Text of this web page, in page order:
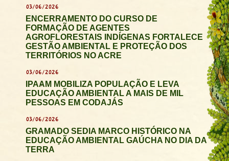
03/06/2026
ENCERRAMENTO DO CURSO DE
FORMAÇÃO DE AGENTES
AGROFLORESTAIS INDÍGENAS FORTALECE
GESTÃO AMBIENTAL E PROTEÇÃO DOS
TERRITÓRIOS NO ACRE
03/06/2026
IPAAM MOBILIZA POPULAÇÃO E LEVA
EDUCAÇÃO AMBIENTAL A MAIS DE MIL
PESSOAS EM CODAJÁS
03/06/2026
GRAMADO SEDIA MARCO HISTÓRICO NA
EDUCAÇÃO AMBIENTAL GAÚCHA NO DIA DA
TERRA